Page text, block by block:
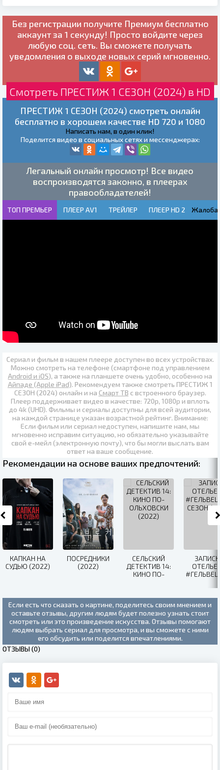
Без регистрации получите Премиум бесплатно
аккаунт за 1 секунду! Просто войдите через
любую соц. сеть. Вы сможете получать
уведомления о выходе новых серий мгновенно.
Смотреть ПРЕСТИЖ 1 СЕЗОН (2024) в HD
ПРЕСТИЖ 1 СЕЗОН (2024) смотреть онлайн
бесплатно в хорошем качестве HD 720 и 1080
Написать нам, в один клик!
Поделится видео в социальных сетях и мессенджерах:
Легальный онлайн просмотр! Все видео
воспроизводятся законно, в плеерах
правообладателей!
ТОП ПРЕМЬЕР ПЛЕЕР AV1 ТРЕЙЛЕР ПЛЕЕР HD 2 Жалоба!
Сериал и фильм в нашем плеере доступен во всех устройствах.
Можно смотреть на телефоне (смартфоне под управлением
Android и iOS), а также на планшете очень удобно, особенно на
Айпаде (Apple iPad). Рекомендуем также смотреть ПРЕСТИЖ 1
СЕЗОН (2024) онлайн и на Смарт ТВ с встроенного браузер.
Плеер поддерживает видео в качестве: 720p, 1080p и вплоть
до 4k (UHD). Фильмы и сериалы доступны для всей аудитории,
на каждой странице указан возрастной рейтинг. Внимание:
Если фильм или сериал недоступен, напишите нам, мы
мгновенно исправим ситуацию, но обязательно указывайте
свой е-мейл (электронную почту), что бы могли выслать вам
ответ на ваше сообщение.
Рекомендации на основе ваших предпочтений:
КАПКАН НА
СУДЬЮ (2022)
ПОСРЕДНИКИ
(2022)
СЕЛЬСКИЙ
ДЕТЕКТИВ 14:
КИНО ПО-
Если есть что сказать о картине, поделитесь своим мнением и
оставьте отзывы, другим людям будет полезно узнать стоит
смотреть или это произведение искусства. Отзывы помогают
людям выбрать сериал для просмотра, и вы сможете с ними
его обсудить или поделится впечатлениями.
ОТЗЫВЫ (0)